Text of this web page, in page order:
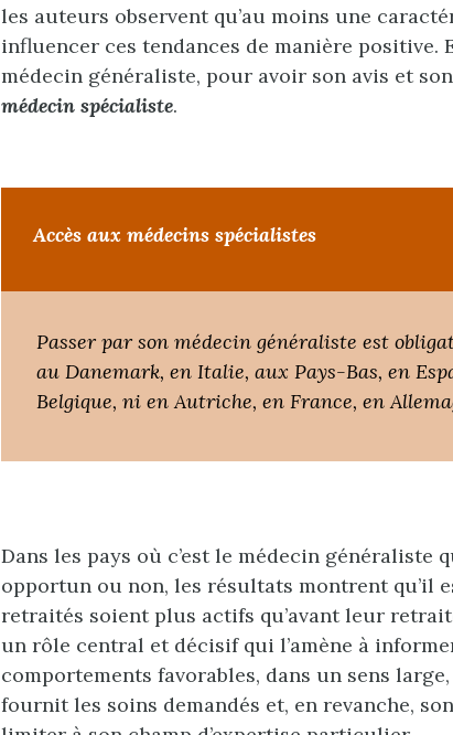
les auteurs observent qu’au moins une
influencer ces tendances de manière positive.
médecin généraliste, pour avoir son avis et
médecin spécialiste.
Accès aux médecins spécialistes
Passer par son médecin généraliste est
au Danemark, en Italie, aux Pays-Bas, en
Belgique, ni en Autriche, en France, en
Dans les pays où c’est le médecin
opportun ou non, les résultats montrent qu’il
retraités soient plus actifs qu’avant leur
un rôle central et décisif qui l’amène à
comportements favorables, dans un sens
fournit les soins demandés et, en revanche,